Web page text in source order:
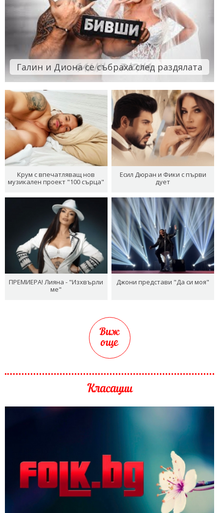
Галин и Диона се събраха след раздялата
Крум с впечатляващ нов
музикален проект "100 сърца"
Есил Дюран и Фики с първи
дует
ПРЕМИЕРА! Лияна - "Изхвърли
ме"
Джони представи "Да си моя"
Виж
още
Класации